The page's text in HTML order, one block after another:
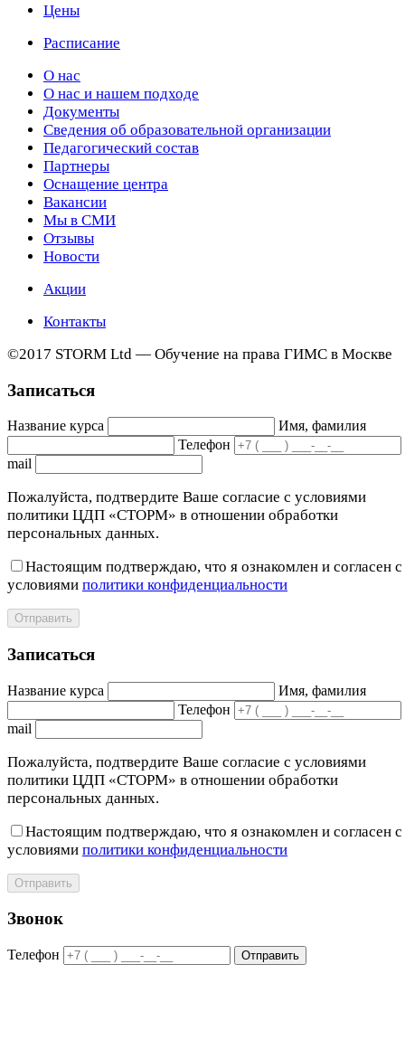
Цены
Расписание
О нас
О нас и нашем подходе
Документы
Сведения об образовательной организации
Педагогический состав
Партнеры
Оснащение центра
Вакансии
Мы в СМИ
Отзывы
Новости
Акции
Контакты
©2017 STORM Ltd — Обучение на права ГИМС в Москве
Записаться
Название курса
Имя, фамилия
Телефон
mail
Пожалуйста, подтвердите Ваше согласие с условиями
политики ЦДП «СТОРМ» в отношении обработки
персональных данных.
Настоящим подтверждаю, что я ознакомлен и согласен с
условиями политики конфиденциальности
Отправить
Записаться
Название курса
Имя, фамилия
Телефон
mail
Пожалуйста, подтвердите Ваше согласие с условиями
политики ЦДП «СТОРМ» в отношении обработки
персональных данных.
Настоящим подтверждаю, что я ознакомлен и согласен с
условиями политики конфиденциальности
Отправить
Звонок
Телефон Отправить